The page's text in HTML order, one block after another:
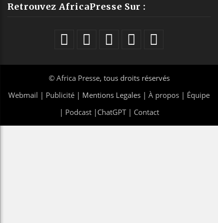
Retrouvez AfricaPresse Sur :
© Africa Presse, tous droits réservés
Webmail | Publicité | Mentions Legales | À propos | Équipe
| Podcast| ChatGPT| Contact